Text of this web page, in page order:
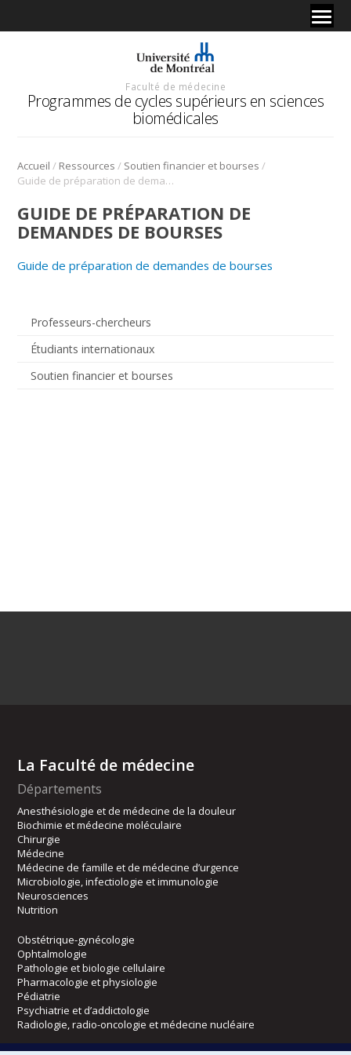
Faculté de médecine
Programmes de cycles supérieurs en sciences
biomédicales
Accueil / Ressources / Soutien financier et bourses /
Guide de préparation de demandes de bourses
Professeurs-chercheurs
Étudiants internationaux
Soutien financier et bourses
GUIDE DE PRÉPARATION DE
DEMANDES DE BOURSES
Guide de préparation de demandes de bourses
La Faculté de médecine
Départements
Anesthésiologie et de médecine de la douleur
Biochimie et médecine moléculaire
Chirurgie
Médecine
Médecine de famille et de médecine d’urgence
Microbiologie, infectiologie et immunologie
Neurosciences
Nutrition
Obstétrique-gynécologie
Ophtalmologie
Pathologie et biologie cellulaire
Pharmacologie et physiologie
Pédiatrie
Psychiatrie et d’addictologie
Radiologie, radio-oncologie et médecine nucléaire